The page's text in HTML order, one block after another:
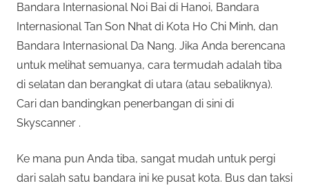
Bandara Internasional Noi Bai di Hanoi, Bandara
Internasional Tan Son Nhat di Kota Ho Chi Minh, dan
Bandara Internasional Da Nang. Jika Anda berencana
untuk melihat semuanya, cara termudah adalah tiba
di selatan dan berangkat di utara (atau sebaliknya).
Cari dan bandingkan penerbangan di sini di
Skyscanner .
Ke mana pun Anda tiba, sangat mudah untuk pergi
dari salah satu bandara ini ke pusat kota. Bus dan taksi